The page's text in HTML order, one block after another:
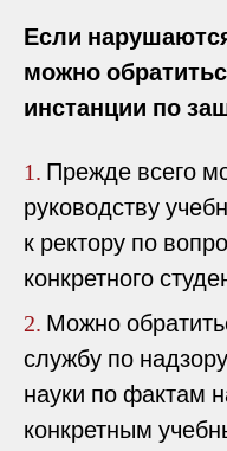
Если
можно
инстанции по
1. Прежде всего
руководству
к ректору по
конкретного
2. Можно
службу по
науки по фактам
конкретным